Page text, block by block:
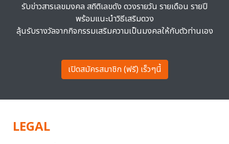
รับข่าวสารเลขมงคล สถิติเลขดัง ดวงรายวัน รายเดือน รายปี
พร้อมแนะนำวิธีเสริมดวง
ลุ้นรับรางวัลจากกิจกรรมเสริมความเป็นมงคลให้กับตัวท่านเอง
เปิดสมัครสมาชิก (ฟรี) เร็วๆนี้
LEGAL